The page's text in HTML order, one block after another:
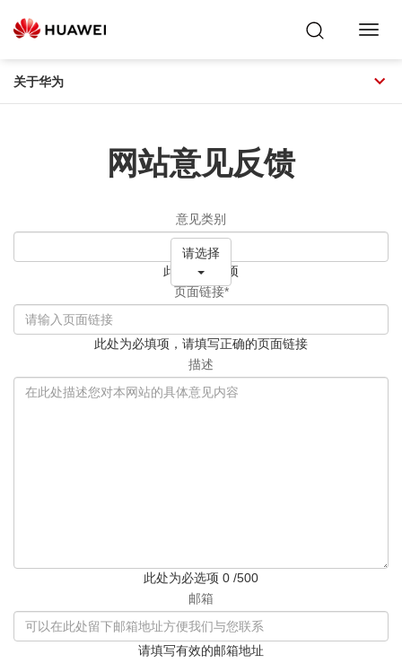
关于华为
网站意见反馈
意见类别
请选择
此处为必选项
页面链接*
此处为必填项，请填写正确的页面链接
描述
此处为必选项 0 /500
邮箱
请填写有效的邮箱地址